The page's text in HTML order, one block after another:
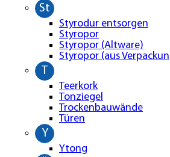
St
Styrodur entsorgen
Styropor
Styropor (Altware)
Styropor (aus
T
Teerkork
Tonziegel
Trockenbauwände
Türen
Y
Ytong